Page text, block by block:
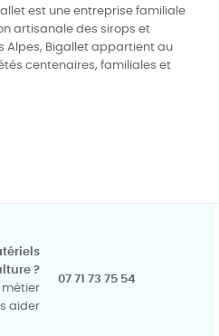
est une entreprise familiale
artisanale des sirops et
Alpes, Bigallet appartient au
centenaires, familiales et
?
métier
aider
07 71 73 75 54